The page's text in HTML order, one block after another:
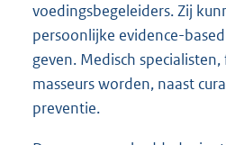
voedingsbegeleiders. Zij
persoonlijke evidence-
geven. Medisch
masseurs worden, naast
preventie.